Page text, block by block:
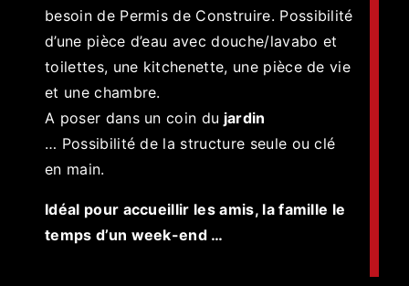
besoin de Permis de Construire. Possibilité
d’une pièce d’eau avec douche/lavabo et
toilettes, une kitchenette, une pièce de vie
et une chambre.
A poser dans un coin du jardin
… Possibilité de la structure seule ou clé
en main.
Idéal pour accueillir les amis, la famille le
temps d’un week-end …